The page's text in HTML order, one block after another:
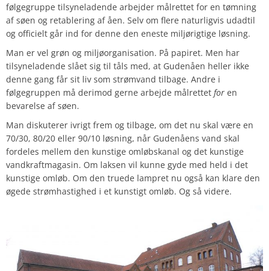
følgegruppe tilsyneladende arbejder målrettet for en tømning
af søen og retablering af åen. Selv om flere naturligvis udadtil
og officielt går ind for denne den eneste miljørigtige løsning.
Man er vel grøn og miljøorganisation. På papiret. Men har
tilsyneladende slået sig til tåls med, at Gudenåen heller ikke
denne gang får sit liv som strømvand tilbage. Andre i
følgegruppen må derimod gerne arbejde målrettet for en
bevarelse af søen.
Man diskuterer ivrigt frem og tilbage, om det nu skal være en
70/30, 80/20 eller 90/10 løsning, når Gudenåens vand skal
fordeles mellem den kunstige omløbskanal og det kunstige
vandkraftmagasin. Om laksen vil kunne gyde med held i det
kunstige omløb. Om den truede lampret nu også kan klare den
øgede strømhastighed i et kunstigt omløb. Og så videre.